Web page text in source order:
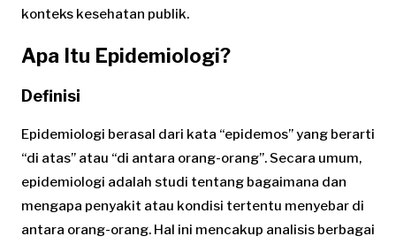
konteks kesehatan publik.
Apa Itu Epidemiologi?
Definisi
Epidemiologi berasal dari kata “epidemos” yang berarti
“di atas” atau “di antara orang-orang”. Secara umum,
epidemiologi adalah studi tentang bagaimana dan
mengapa penyakit atau kondisi tertentu menyebar di
antara orang-orang. Hal ini mencakup analisis berbagai